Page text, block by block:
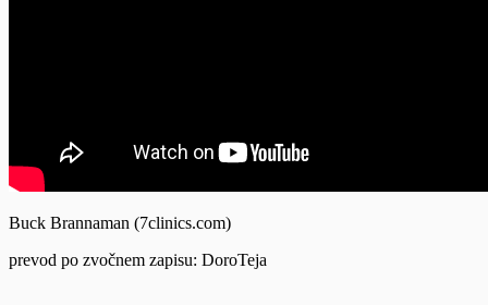
Buck Brannaman (7clinics.com)
prevod po zvočnem zapisu: DoroTeja